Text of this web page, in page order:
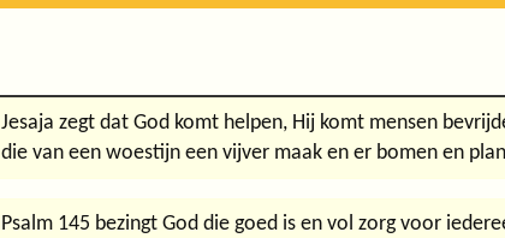
Jesaja zegt dat God komt helpen, Hij komt mensen
die van een woestijn een vijver maak en er bomen en
Psalm 145 bezingt God die goed is en vol zorg voor